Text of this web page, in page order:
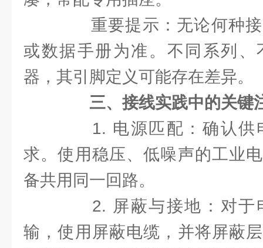
重要提示：无论何种接
或数据手册为准。不同系列、
器，其引脚定义可能存在差异。
三、接线实践中的关键
1. 电源匹配：确认供
求。使用稳压、低噪声的工业
备共用同一回路。
2. 屏蔽与接地：对于
输，使用屏蔽电缆，并将屏蔽